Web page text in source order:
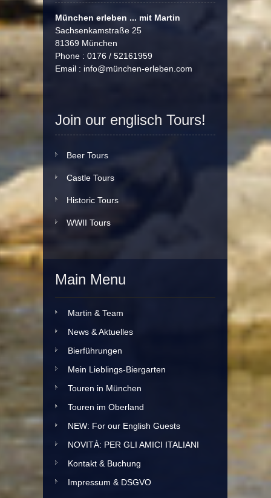
München erleben ... mit Martin
Sachsenkamstraße 25
81369 München
Phone : 0176 / 52161959
Email : info@münchen-erleben.com
Join our englisch Tours!
Beer Tours
Castle Tours
Historic Tours
WWII Tours
Main Menu
Martin & Team
News & Aktuelles
Bierführungen
Mein Lieblings-Biergarten
Touren in München
Touren im Oberland
NEW: For our English Guests
NOVITÀ: PER GLI AMICI ITALIANI
Kontakt & Buchung
Impressum & DSGVO